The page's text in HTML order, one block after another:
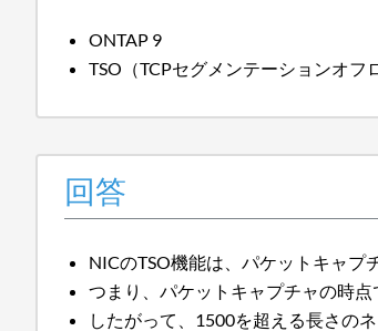
ONTAP 9
TSO（TCPセグメンテーションオフ
回答
NICのTSO機能は、パケットキャプ
つまり、パケットキャプチャの時
したがって、1500を超える長さの